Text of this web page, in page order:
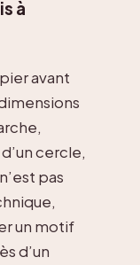
à
avant
cercle,
pas
un motif
d’un